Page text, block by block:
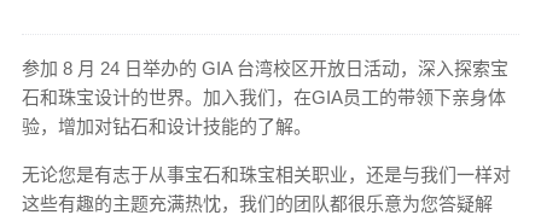
参加 8 月 24 日举办的 GIA 台湾校区开放日活动，深入探索宝
石和珠宝设计的世界。加入我们，在GIA员工的带领下亲身体
验，增加对钻石和设计技能的了解。
无论您是有志于从事宝石和珠宝相关职业，还是与我们一样对
这些有趣的主题充满热忱，我们的团队都很乐意为您答疑解